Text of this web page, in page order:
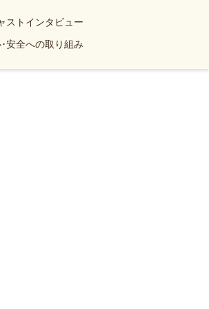
ストインタビュー
安全への取り組み